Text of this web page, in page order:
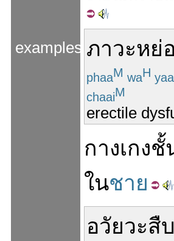
examples ภาวะหย่
phaaM waH
chaaiM
erectile
กางเกงชั้
ในชาย
อวัยวะสื